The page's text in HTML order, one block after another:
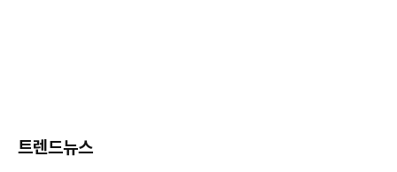
트렌드뉴스